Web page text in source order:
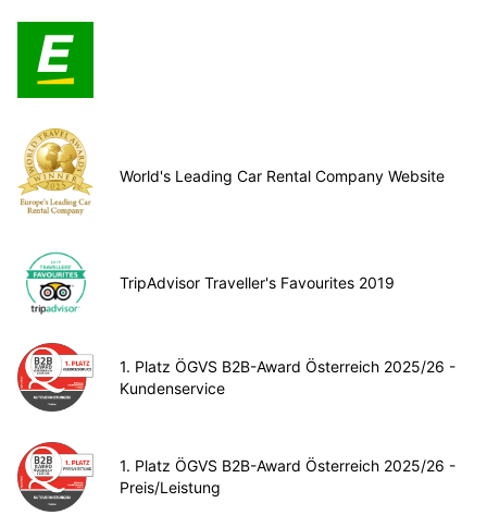
World's Leading Car Rental Company Website
TripAdvisor Traveller's Favourites 2019
1. Platz ÖGVS B2B-Award Österreich 2025/26 -
Kundenservice
1. Platz ÖGVS B2B-Award Österreich 2025/26 -
Preis/Leistung